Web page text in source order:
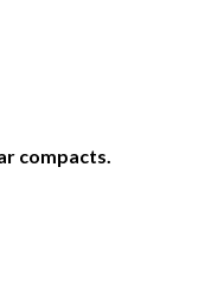
compacts.